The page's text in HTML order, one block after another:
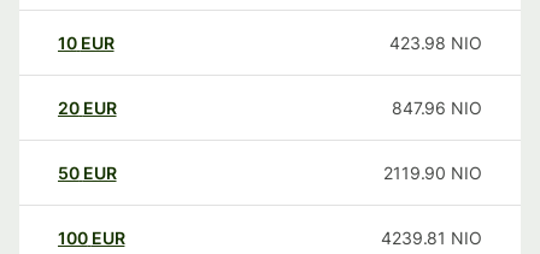
10 EUR 423.98 NIO
20 EUR 847.96 NIO
50 EUR 2119.90 NIO
100 EUR 4239.81 NIO